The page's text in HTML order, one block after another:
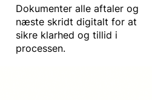
Dokumenter alle aftaler og
næste skridt digitalt for at
sikre klarhed og tillid i
processen.